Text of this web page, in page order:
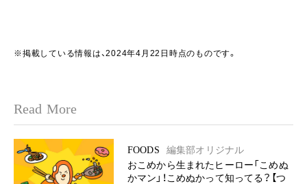
※掲載している情報は、2024年4月22日時点のものです。
Read More
FOODS
編集部オリジナル
おこめから生まれたヒーロー「こめぬ
かマン」！こめぬかって知ってる？【つ